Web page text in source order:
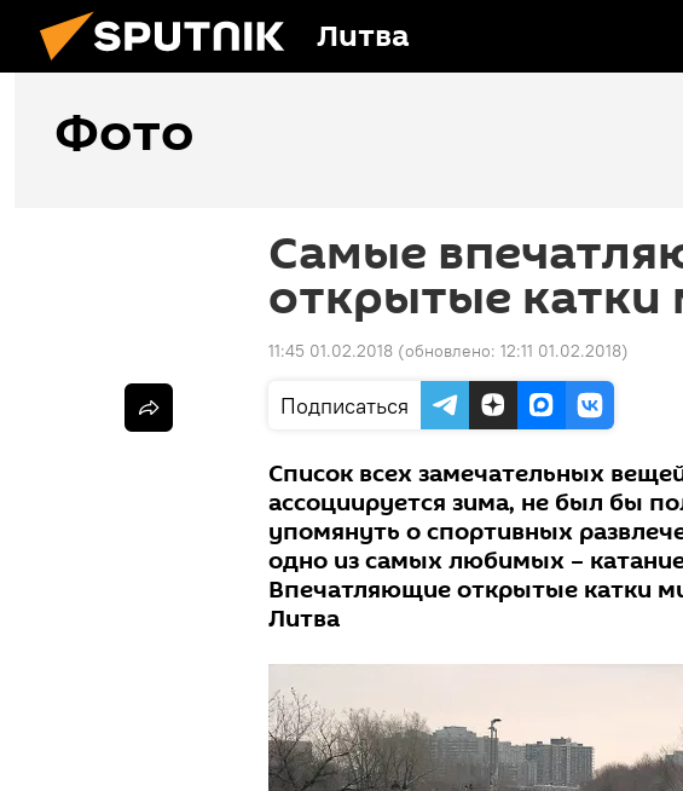
Литва
Фото
Самые
открытые катки
11:45 01.02.2018 (обновлено: 12:11 01.02.2018)
Подписаться
Список всех замечательных
ассоциируется зима, не был бы
упомянуть о спортивных
одно из самых любимых –
Впечатляющие открытые катки
Литва